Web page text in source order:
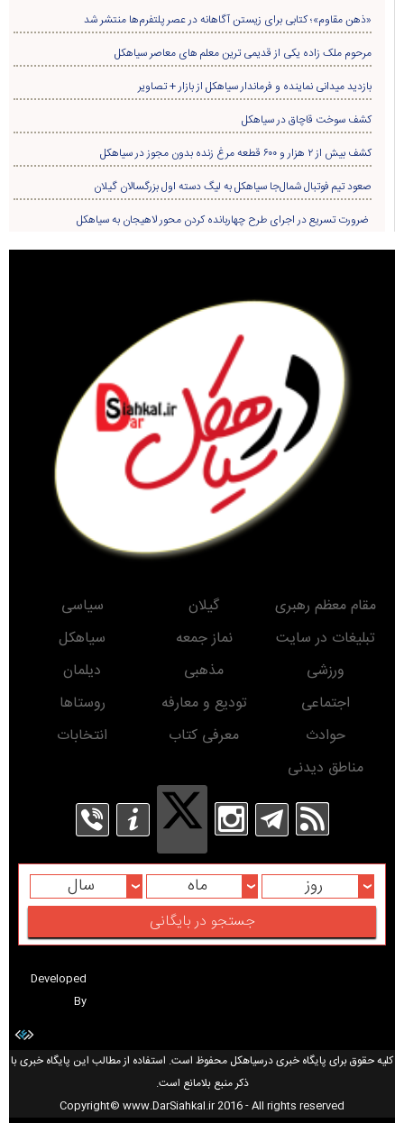
«ذهن مقاوم»؛ کتابی برای زیستن آگاهانه در عصر پلتفرم‌ها منتشر شد
مرحوم ملک زاده یکی از قدیمی ترین معلم های معاصر سیاهکل
بازدید میدانی نماینده و فرماندار سیاهکل از بازار + تصاویر
کشف سوخت قاچاق در سياهکل
کشف بیش از ۲ هزار و ۶۰۰ قطعه مرغ زنده بدون مجوز در سیاهکل
صعود تیم فوتبال شمال‌جا‌ سیاهکل به لیگ دسته اول بزرگسالان گیلان
ضرورت تسریع در اجرای طرح چهاربانده کردن محور لاهیجان به سیاهکل
مقام معظم رهبری گیلان
سیاسی
تبلیغات در سایت
نماز جمعه
سیاهکل
ورزشی
مذهبی
دیلمان
اجتماعی
تودیع و معارفه
روستاها
حوادث
معرفی کتاب
انتخابات
مناطق دیدنی
روز ماه سال
Developed
By
کلیه حقوق برای پایگاه خبری درسیاهکل محفوظ است. استفاده از مطالب این پایگاه خبری با
ذکر منبع بلامانع است.
Copyright© www.DarSiahkal.ir 2016 - All rights reserved